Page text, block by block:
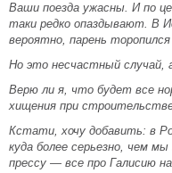
Ваши поезда ужасны. И по
таки редко опаздывают. В
вероятно, парень
Но это несчастный случай,
Верю ли я, что будет все
хищения при
Кстати, хочу добавить: в
куда более серьезно, чем
прессу — все про Галисию